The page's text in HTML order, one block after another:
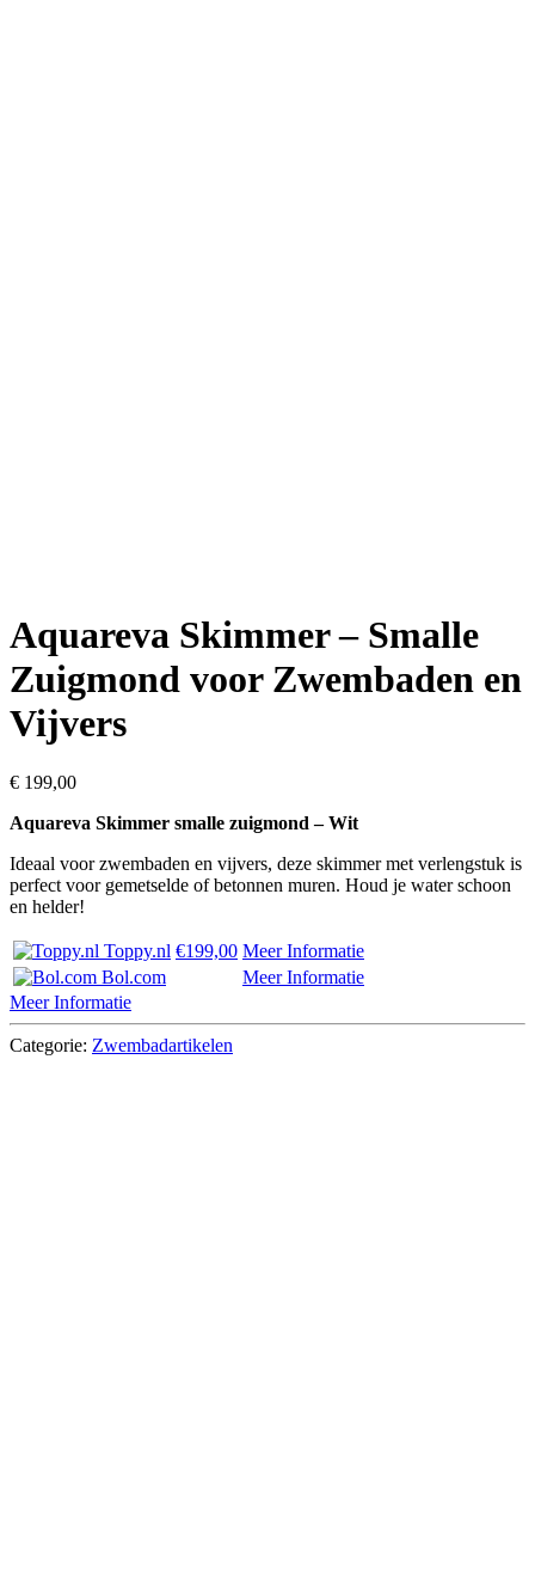
Aquareva Skimmer – Smalle
Zuigmond voor Zwembaden en
Vijvers
€ 199,00
Aquareva Skimmer smalle zuigmond – Wit
Ideaal voor zwembaden en vijvers, deze skimmer met verlengstuk is
perfect voor gemetselde of betonnen muren. Houd je water schoon
en helder!
Toppy.nl €199,00 Meer Informatie
Bol.com
Meer Informatie
Meer Informatie
Categorie: Zwembadartikelen